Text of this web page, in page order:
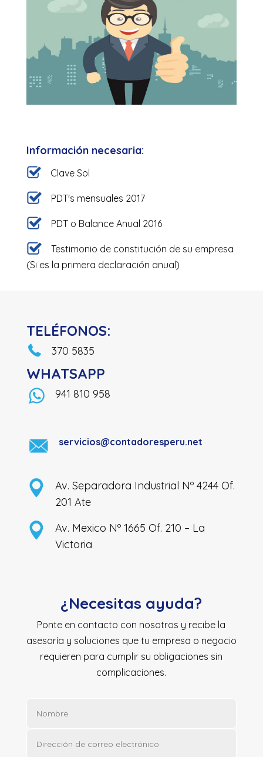
Información necesaria:
Clave Sol
PDT's mensuales 2017
PDT o Balance Anual 2016
Testimonio de constitución de su empresa
(Si es la primera declaración anual)
TELÉFONOS:
370 5835
WHATSAPP
941 810 958
servicios@contadoresperu.net
Av. Separadora Industrial Nº 4244 Of.
201 Ate
Av. Mexico Nº 1665 Of. 210 – La
Victoria
¿Necesitas ayuda?
Ponte en contacto con nosotros y recibe la
asesoría y soluciones que tu empresa o negocio
requieren para cumplir su obligaciones sin
complicaciones.